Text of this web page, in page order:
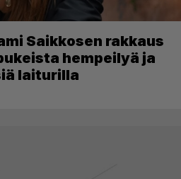
Saikkosen rakkaus
hempeilyä ja
laiturilla